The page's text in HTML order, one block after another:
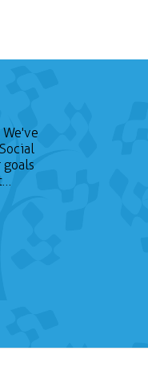
We've
goals